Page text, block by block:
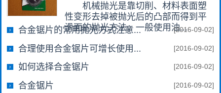
机械抛光是靠切削、材料表面塑
性变形去掉被抛光后的凸部而得到平
滑面的抛光方法，一般使用油...
合金锯片的常用抛光方式注意... [2016-09-02]
合理使用合金锯片可增长使用... [2016-09-02]
如何选择合金锯片 [2016-09-02]
合金锯片 [2016-09-02]